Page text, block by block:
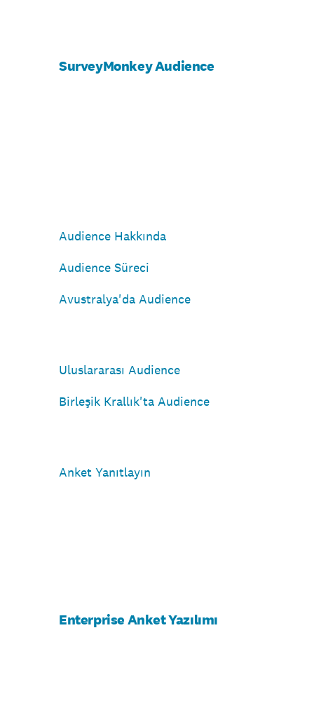
SurveyMonkey Audience
Audience Hakkında
Audience Süreci
Avustralya'da Audience
Uluslararası Audience
Birleşik Krallık'ta Audience
Anket Yanıtlayın
Enterprise Anket Yazılımı